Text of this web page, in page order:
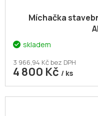
Míchačka
skladem
3 966,94 Kč bez DPH
4 800 Kč / ks